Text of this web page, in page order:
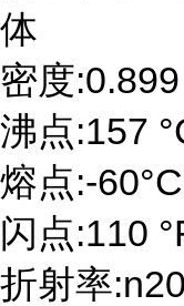
体
密度
沸点:157
熔点:-60°C
闪点:110
折射率